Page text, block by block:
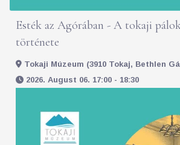
Esték az Agórában - A tokaji
története
Tokaji Múzeum (3910 Tokaj, Bethlen
2026. August 06. 17:00 - 18:30